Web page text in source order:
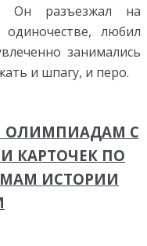
Он разъезжал на
любил
занимались
и шпагу, и перо.
ОЛИМПИАДАМ С
КАРТОЧЕК ПО
ИСТОРИИ